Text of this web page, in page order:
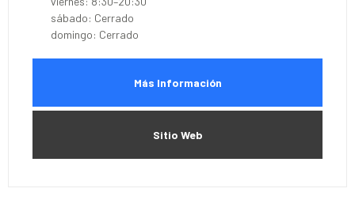
sábado: Cerrado
domingo: Cerrado
Más Información
Sitio Web